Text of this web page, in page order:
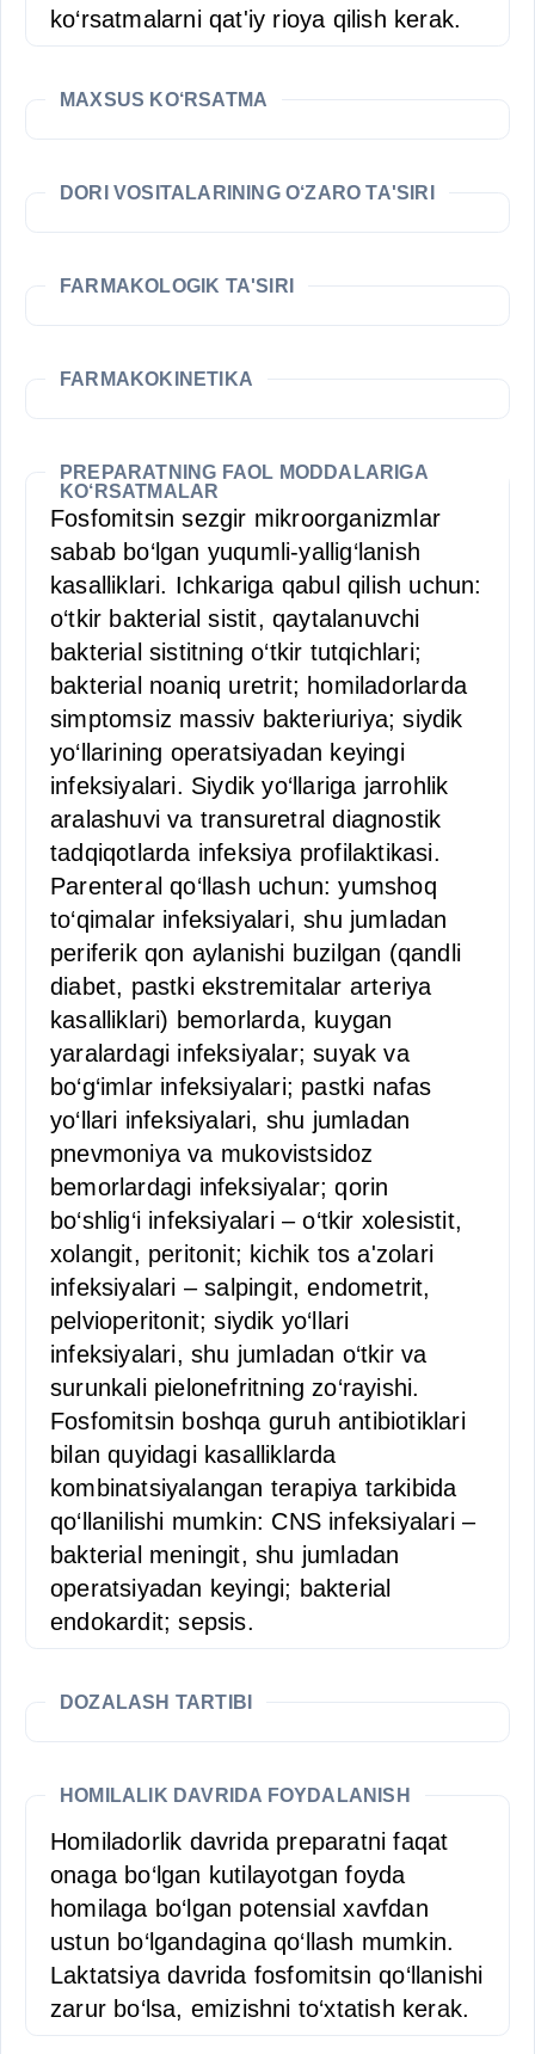
ko‘rsatmalarni qat'iy rioya qilish kerak.
MAXSUS KO‘RSATMA
DORI VOSITALARINING O‘ZARO TA'SIRI
FARMAKOLOGIK TA'SIRI
FARMAKOKINETIKA
PREPARATNING FAOL MODDALARIGA
KO‘RSATMALAR
Fosfomitsin sezgir mikroorganizmlar
sabab bo‘lgan yuqumli-yallig‘lanish
kasalliklari. Ichkariga qabul qilish uchun:
o‘tkir bakterial sistit, qaytalanuvchi
bakterial sistitning o‘tkir tutqichlari;
bakterial noaniq uretrit; homiladorlarda
simptomsiz massiv bakteriuriya; siydik
yo‘llarining operatsiyadan keyingi
infeksiyalari. Siydik yo‘llariga jarrohlik
aralashuvi va transuretral diagnostik
tadqiqotlarda infeksiya profilaktikasi.
Parenteral qo‘llash uchun: yumshoq
to‘qimalar infeksiyalari, shu jumladan
periferik qon aylanishi buzilgan (qandli
diabet, pastki ekstremitalar arteriya
kasalliklari) bemorlarda, kuygan
yaralardagi infeksiyalar; suyak va
bo‘g‘imlar infeksiyalari; pastki nafas
yo‘llari infeksiyalari, shu jumladan
pnevmoniya va mukovistsidoz
bemorlardagi infeksiyalar; qorin
bo‘shlig‘i infeksiyalari – o‘tkir xolesistit,
xolangit, peritonit; kichik tos a'zolari
infeksiyalari – salpingit, endometrit,
pelvioperitonit; siydik yo‘llari
infeksiyalari, shu jumladan o‘tkir va
surunkali pielonefritning zo‘rayishi.
Fosfomitsin boshqa guruh antibiotiklari
bilan quyidagi kasalliklarda
kombinatsiyalangan terapiya tarkibida
qo‘llanilishi mumkin: CNS infeksiyalari –
bakterial meningit, shu jumladan
operatsiyadan keyingi; bakterial
endokardit; sepsis.
DOZALASH TARTIBI
HOMILALIK DAVRIDA FOYDALANISH
Homiladorlik davrida preparatni faqat
onaga bo‘lgan kutilayotgan foyda
homilaga bo‘lgan potensial xavfdan
ustun bo‘lgandagina qo‘llash mumkin.
Laktatsiya davrida fosfomitsin qo‘llanishi
zarur bo‘lsa, emizishni to‘xtatish kerak.